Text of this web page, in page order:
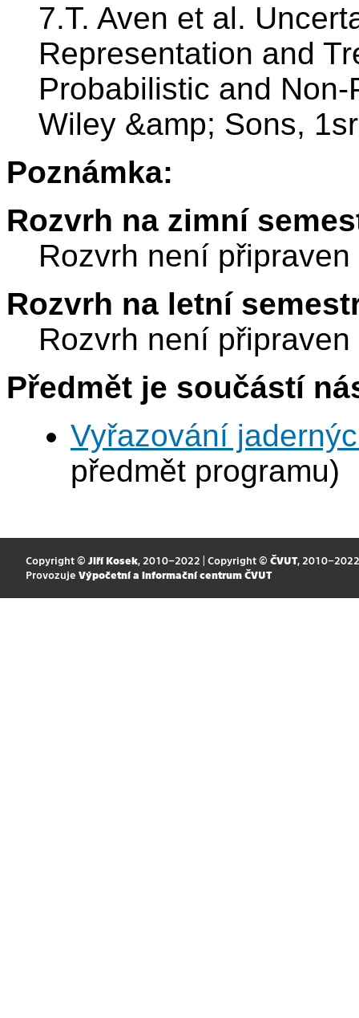
7.T. Aven et al.
Representation and
Probabilistic and
Wiley &amp; Sons,
Poznámka:
Rozvrh na zimní
Rozvrh není připraven
Rozvrh na letní
Rozvrh není připraven
Předmět je součástí
Vyřazování
předmět programu)
Copyright © Jiří Kosek, 2010–2022 | Copyright © ČVUT, 2010–2022
Provozuje Výpočetní a informační centrum ČVUT